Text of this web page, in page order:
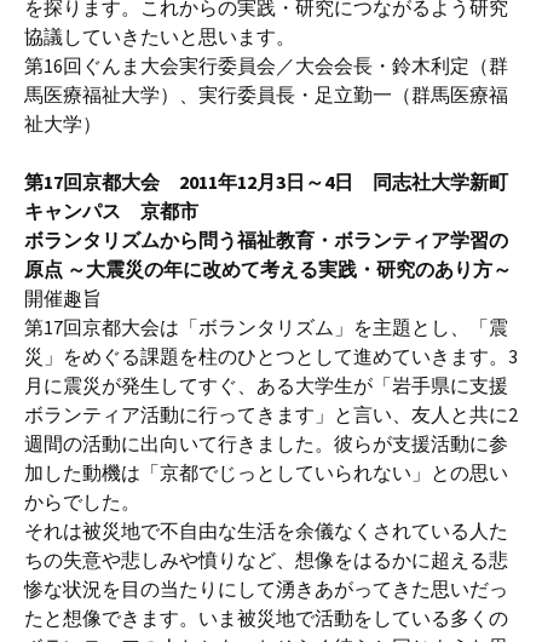
を探ります。これからの実践・研究につながるよう研究
協議していきたいと思います。
第16回ぐんま大会実行委員会／大会会長・鈴木利定（群
馬医療福祉大学）、実行委員長・足立勤一（群馬医療福
祉大学）
第17回京都大会 2011年12月3日～4日 同志社大学新町
キャンパス 京都市
ボランタリズムから問う福祉教育・ボランティア学習の
原点 ～大震災の年に改めて考える実践・研究のあり方～
開催趣旨
第17回京都大会は「ボランタリズム」を主題とし、「震
災」をめぐる課題を柱のひとつとして進めていきます。3
月に震災が発生してすぐ、ある大学生が「岩手県に支援
ボランティア活動に行ってきます」と言い、友人と共に2
週間の活動に出向いて行きました。彼らが支援活動に参
加した動機は「京都でじっとしていられない」との思い
からでした。
それは被災地で不自由な生活を余儀なくされている人た
ちの失意や悲しみや憤りなど、想像をはるかに超える悲
惨な状況を目の当たりにして湧きあがってきた思いだっ
たと想像できます。いま被災地で活動をしている多くの